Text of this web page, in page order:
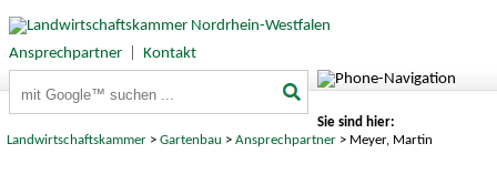
Ansprechpartner|
Kontakt
Sie sind hier:
Landwirtschaftskammer >Gartenbau >Ansprechpartner > Meyer, Martin